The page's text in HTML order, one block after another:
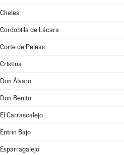
Cheles
Cordobilla de Lácara
Corte de Peleas
Cristina
Don Álvaro
Don Benito
El Carrascalejo
Entrín Bajo
Esparragalejo